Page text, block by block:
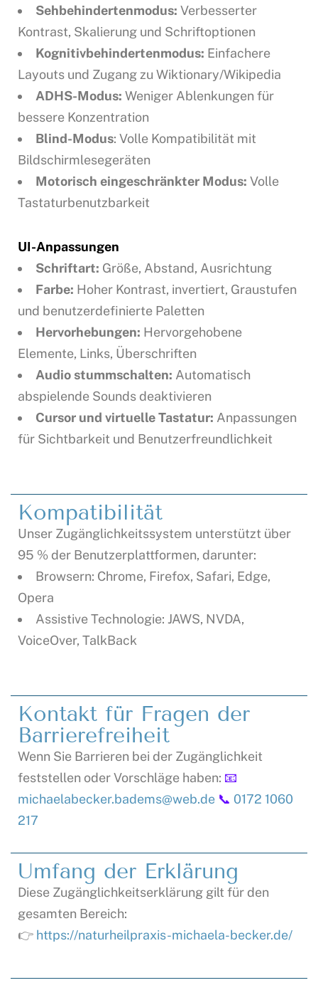
Sehbehindertenmodus: Verbesserter
Kontrast, Skalierung und Schriftoptionen
Kognitivbehindertenmodus: Einfachere
Layouts und Zugang zu Wiktionary/Wikipedia
ADHS-Modus: Weniger Ablenkungen für
bessere Konzentration
Blind-Modus: Volle Kompatibilität mit
Bildschirmlesegeräten
Motorisch eingeschränkter Modus: Volle
Tastaturbenutzbarkeit
UI-Anpassungen
Schriftart: Größe, Abstand, Ausrichtung
Farbe: Hoher Kontrast, invertiert, Graustufen
und benutzerdefinierte Paletten
Hervorhebungen: Hervorgehobene
Elemente, Links, Überschriften
Audio stummschalten: Automatisch
abspielende Sounds deaktivieren
Cursor und virtuelle Tastatur: Anpassungen
für Sichtbarkeit und Benutzerfreundlichkeit
Kompatibilität
Unser Zugänglichkeitssystem unterstützt über
95 % der Benutzerplattformen, darunter:
Browsern: Chrome, Firefox, Safari, Edge,
Opera
Assistive Technologie: JAWS, NVDA,
VoiceOver, TalkBack
Kontakt für Fragen der
Barrierefreiheit
Wenn Sie Barrieren bei der Zugänglichkeit
feststellen oder Vorschläge haben: 📧
michaelabecker.badems@web.de 📞 0172 1060
217
Umfang der Erklärung
Diese Zugänglichkeitserklärung gilt für den
gesamten Bereich:
👉 https://naturheilpraxis-michaela-becker.de/